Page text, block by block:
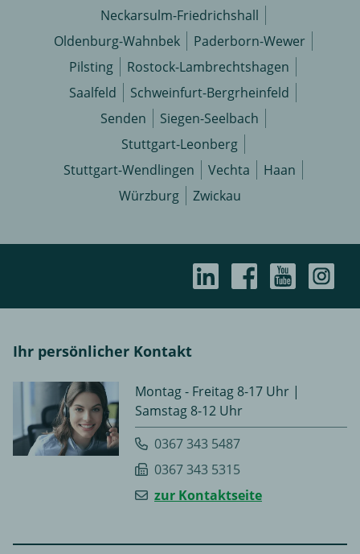
Neckarsulm-Friedrichshall
Oldenburg-Wahnbek
Paderborn-Wewer
Pilsting
Rostock-Lambrechtshagen
Saalfeld
Schweinfurt-Bergrheinfeld
Senden
Siegen-Seelbach
Stuttgart-Leonberg
Stuttgart-Wendlingen
Vechta
Haan
Würzburg
Zwickau
Ihr persönlicher Kontakt
Montag - Freitag 8-17 Uhr |
Samstag 8-12 Uhr
0367 343 5487
0367 343 5315
zur Kontaktseite